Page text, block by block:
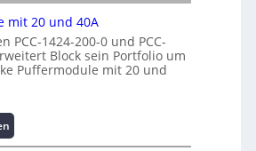
t
r
e
e
r
k
z
e
e
i
t
i
o
n
i
c
mit 20 und 40A
PCC-1424-200-0 und PCC-
Block sein Portfolio um
Puffermodule mit 20 und
:
P